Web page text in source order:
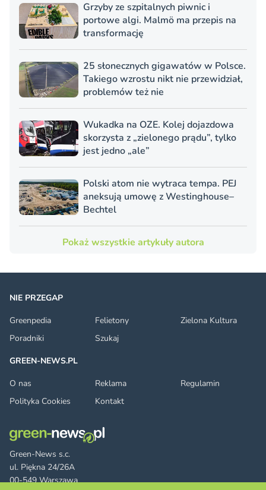
Grzyby ze szpitalnych piwnic i
portowe algi. Malmö ma przepis na
transformację
25 słonecznych gigawatów w Polsce.
Takiego wzrostu nikt nie przewidział,
problemów też nie
Wukadka na OZE. Kolej dojazdowa
skorzysta z „zielonego prądu”, tylko
jest jedno „ale”
Polski atom nie wytraca tempa. PEJ
aneksują umowę z Westinghouse–
Bechtel
Pokaż wszystkie artykuły autora
Green-News s.c.
ul. Piękna 24/26A
00-549 Warszawa
NIE PRZEGAP
Greenpedia
Felietony
Zielona Kultura
Poradniki
Szukaj
GREEN-NEWS.PL
O nas
Reklama
Regulamin
Polityka Cookies
Kontakt